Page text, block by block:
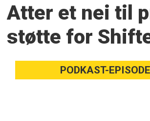
Atter et nei til
støtte for
PODKAST-